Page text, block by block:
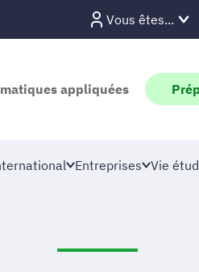
Vous êtes...
appliquées
Entreprises Vie